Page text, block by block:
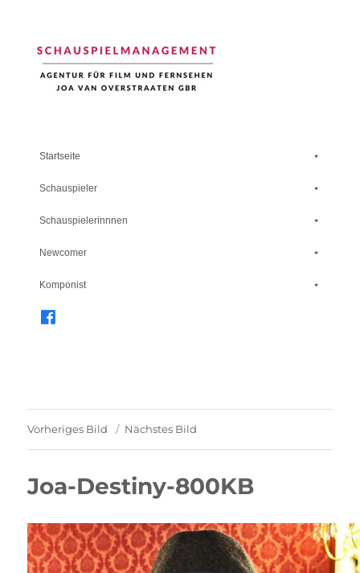
Startseite
Schauspieler
Schauspielerinnnen
Newcomer
Komponist
Vorheriges Bild Nächstes Bild
Joa-Destiny-800KB